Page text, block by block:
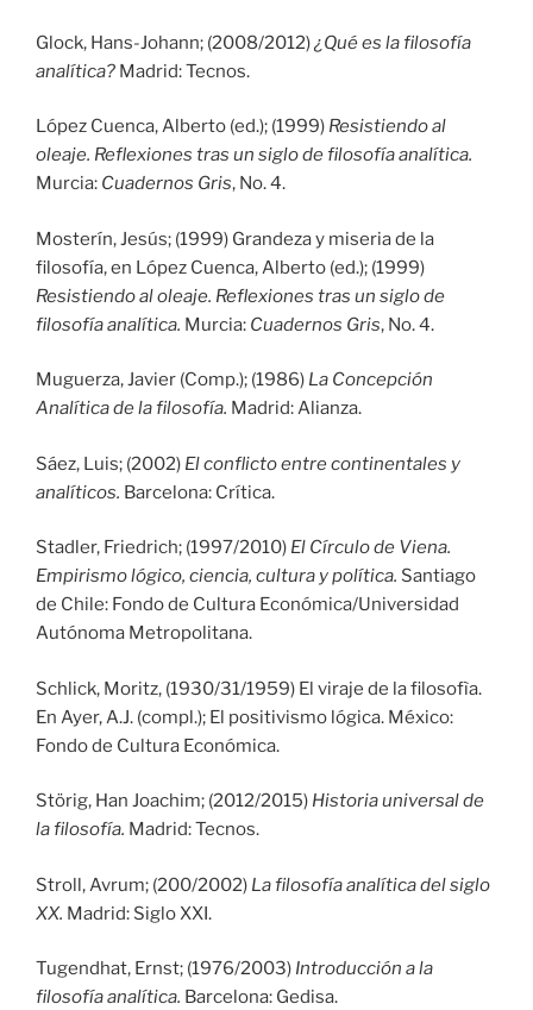
Glock, Hans-Johann; (2008/2012)¿Qué es la filosofía
analítica? Madrid: Tecnos.
López Cuenca, Alberto (ed.); (1999) Resistiendo al
oleaje. Reflexiones tras un siglo de filosofía analítica.
Murcia: Cuadernos Gris, No. 4.
Mosterín, Jesús; (1999) Grandeza y miseria de la
filosofía, en López Cuenca, Alberto (ed.); (1999)
Resistiendo al oleaje. Reflexiones tras un siglo de
filosofía analítica. Murcia: Cuadernos Gris, No. 4.
Muguerza, Javier (Comp.); (1986) La Concepción
Analítica de la filosofía. Madrid: Alianza.
Sáez, Luis; (2002) El conflicto entre continentales y
analíticos. Barcelona: Crítica.
Stadler, Friedrich; (1997/2010) El Círculo de Viena.
Empirismo lógico, ciencia, cultura y política. Santiago
de Chile: Fondo de Cultura Económica/Universidad
Autónoma Metropolitana.
Schlick, Moritz, (1930/31/1959) El viraje de la filosofìa.
En Ayer, A.J. (compl.); El positivismo lógica. México:
Fondo de Cultura Económica.
Störig, Han Joachim; (2012/2015) Historia universal de
la filosofía. Madrid: Tecnos.
Stroll, Avrum; (200/2002) La filosofía analítica del siglo
XX. Madrid: Siglo XXI.
Tugendhat, Ernst; (1976/2003) Introducción a la
filosofía analítica. Barcelona: Gedisa.